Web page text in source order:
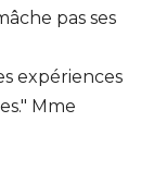
pas ses
expériences
Mme